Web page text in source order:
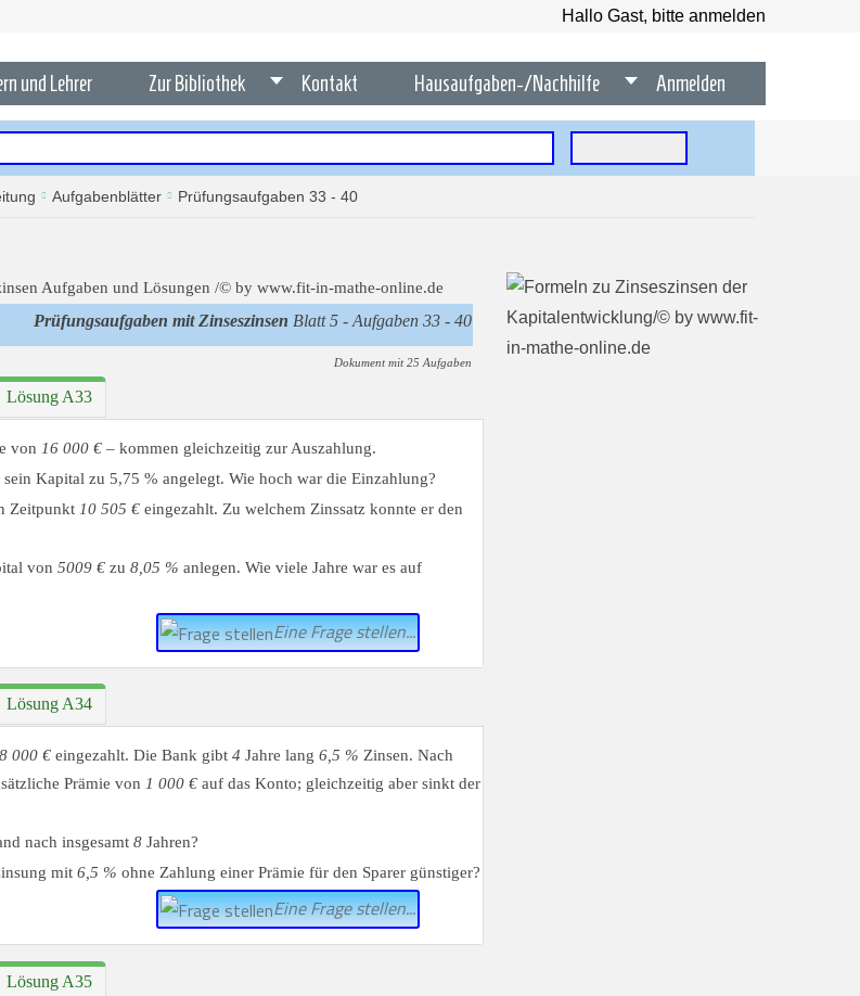
Hallo Gast, bitte anmelden
und Lehrer Zur Bibliothek Kontakt Hausaufgaben-/Nachhilfe Anmelden
Aufgabenblätter Prüfungsaufgaben 33 - 40
Prüfungsaufgaben mit Zinseszinsen Blatt 5 - Aufgaben 33 - 40
Dokument mit 25 Aufgaben
Lösung A33
von 16 000 € – kommen gleichzeitig zur Auszahlung.
sein Kapital zu 5,75 % angelegt. Wie hoch war die Einzahlung?
Zeitpunkt 10 505 € eingezahlt. Zu welchem Zinssatz konnte er den
von 5009 € zu 8,05 % anlegen. Wie viele Jahre war es auf
Eine Frage stellen...
Lösung A34
8 000 € eingezahlt. Die Bank gibt 4 Jahre lang 6,5 % Zinsen. Nach
Prämie von 1 000 € auf das Konto; gleichzeitig aber sinkt der
nach insgesamt 8 Jahren?
mit 6,5 % ohne Zahlung einer Prämie für den Sparer günstiger?
Eine Frage stellen...
Lösung A35